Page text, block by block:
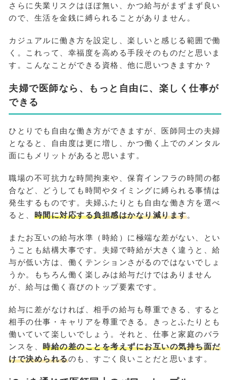
さらに失業リスクはほぼ無い、かつ給与がまずまず良い
ので、生活を金銭に縛られることがありません。
カジュアルに働き方を設定し、楽しいと感じる範囲で働
く。これって、幸福度を高める手段そのものだと思いま
す。こんなことができる資格、他に思いつきますか？
夫婦で医師なら、もっと自由に、楽しく仕事が
できる
ひとりでも自由な働き方ができますが、医師同士の夫婦
となると、自由度は更に増し、かつ働く上でのメンタル
面にもメリットがあると思います。
職場の不可抗力な時間拘束や、保育インフラの時間の都
合など、どうしても時間やタイミングに縛られる事情は
発生するものです。夫婦ふたりとも自由な働き方を選べ
ると、 時間に対応する負担感はかなり減ります。
またお互いの給与水準（時給）に極端な差がない、とい
うことも結構大事です。夫婦で時給が大きく違うと、給
与が低い方は、働くテンションさがるのではないでしょ
うか。もちろん働く楽しみは給与だけではありません
が、給与は働く喜びのトップ要素です。
給与に差がなければ、相手の給与も尊重できる、すると
相手の仕事・キャリアを尊重できる。きっとふたりとも
働いていて楽しいでしょう。それと、仕事と家庭のバラ
ンスを、時給の差のことを考えずにお互いの気持ち面だ
けで決められるのも、すごく良いことだと思います。